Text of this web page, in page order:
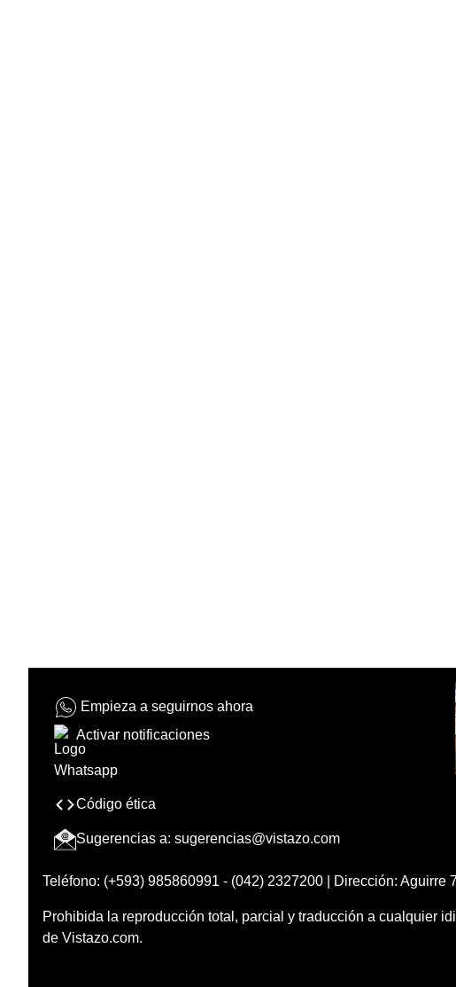
Empieza a seguirnos ahora
Activar notificaciones
Código ética
Sugerencias a: sugerencias@vistazo.com
Teléfono: (+593) 985860991 - (042) 2327200 | Dirección: Aguirre
Prohibida la reproducción total, parcial y traducción a cualquier
de Vistazo.com.